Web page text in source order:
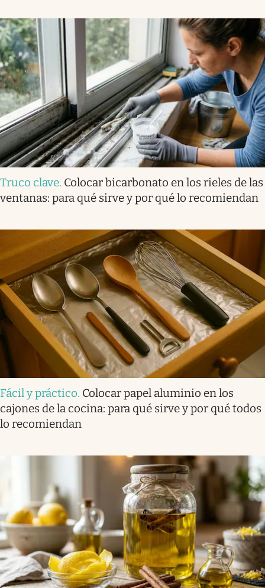
Truco clave. Colocar bicarbonato en los rieles de las
ventanas: para qué sirve y por qué lo recomiendan
Fácil y práctico. Colocar papel aluminio en los
cajones de la cocina: para qué sirve y por qué todos
lo recomiendan